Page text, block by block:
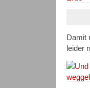
Damit
leider